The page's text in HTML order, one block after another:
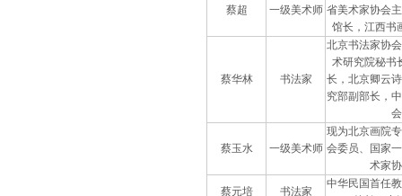
蔡超 一级美术师 省美术家协会
馆长，江西书
蔡华林 书法家
北京书法家协
术研究院秘书
长，北京卿云
究部副部长，
蔡玉水 一级美术师
现为北京画院
会委员、国家
术家
蔡元培 书法家
中华民国首任